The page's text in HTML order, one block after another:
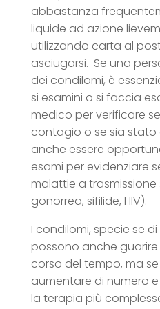
abbastanza
liquide ad azione
utilizzando carta al
asciugarsi. Se una
dei condilomi, è
si esamini o si faccia
medico per verificare
contagio o se sia
anche essere
esami per evidenziare
malattie a
gonorrea, sifilide, HIV).
I condilomi, specie se
possono anche
corso del tempo, ma
aumentare di numero
la terapia più